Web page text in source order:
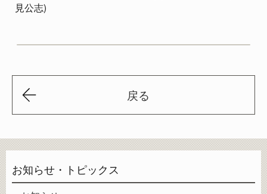
見公志)
戻る
お知らせ・トピックス